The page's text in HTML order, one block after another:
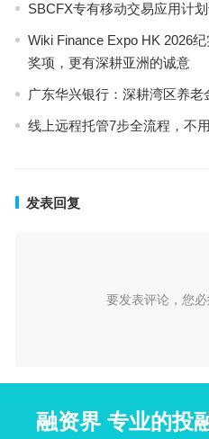
SBCFX专有移动交易应用计
Wiki Finance Expo HK 2026
奖项，更有深耕亚洲的诚意
广东华兴银行：深耕湾区养
线上远程托管7步全流程，不
发表回复
要发表评论，您
融资界 专业的投